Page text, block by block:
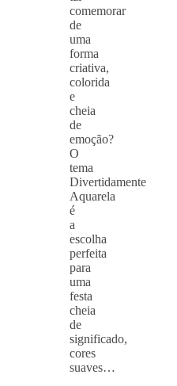
comemorar
de
uma
forma
criativa,
colorida
e
cheia
de
emoção?
O
tema
Divertidamente
Aquarela
é
a
escolha
perfeita
para
uma
festa
cheia
de
significado,
cores
suaves…